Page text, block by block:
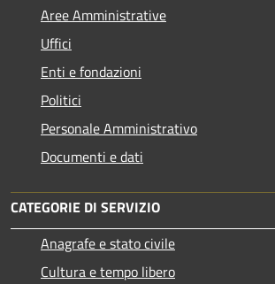
Aree Amministrative
Uffici
Enti e fondazioni
Politici
Personale Amministrativo
Documenti e dati
CATEGORIE DI SERVIZIO
Anagrafe e stato civile
Cultura e tempo libero